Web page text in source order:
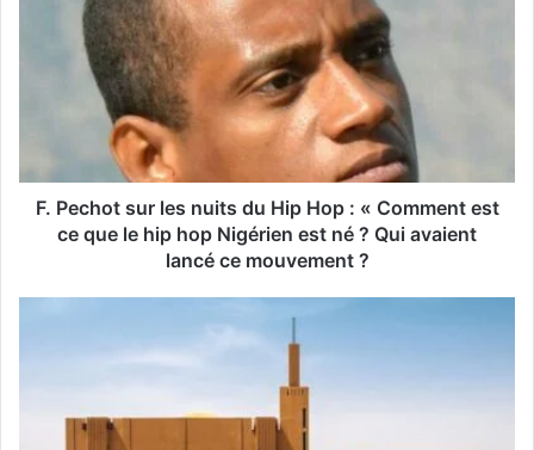
a
F. Pechot sur les nuits du Hip Hop : « Comment est
ce que le hip hop Nigérien est né ? Qui avaient
lancé ce mouvement ?